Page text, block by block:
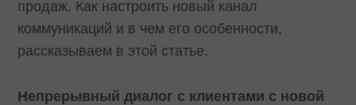
продаж. Как настроить новый канал
коммуникаций и в чем его особенности,
рассказываем в этой статье.
Непрерывный диалог с клиентами с новой